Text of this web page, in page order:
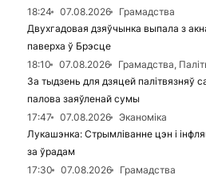
18:24
07.08.2026
Грамадства
Двухгадовая дзяўчынка выпала з
паверха ў Брэсце
18:10
07.08.2026
Грамадства,
За тыдзень для дзяцей палітвязняў
палова заяўленай сумы
17:47
07.08.2026
Эканоміка
Лукашэнка: Стрымліванне цэн і
за ўрадам
17:30
07.08.2026
Грамадства